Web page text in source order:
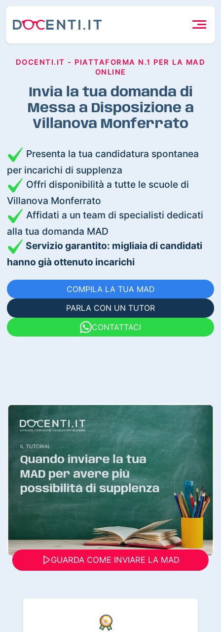
DOCENTI.IT - PIATTAFORMA N.1 PER LA MAD
ONLINE
Invia la tua domanda di
Messa a Disposizione a
Villanova Monferrato
Presenta la tua candidatura spontanea
per incarichi di supplenza
Offri disponibilità a tutte le scuole di
Villanova Monferrato
Affidati a un team di specialisti dedicati
alla tua domanda MAD
Servizio garantito: migliaia di candidati
hanno già ottenuto incarichi
COMPILA LA TUA MAD
PARLA CON UN TUTOR
CONTATTACI
GUARDA COME INVIARE LA MAD